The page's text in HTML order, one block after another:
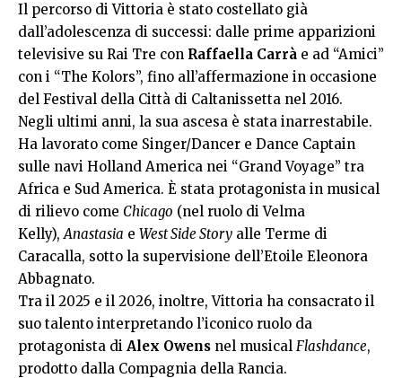
Il percorso di Vittoria è stato costellato già
dall’adolescenza di successi: dalle prime apparizioni
televisive su Rai Tre con Raffaella Carrà e ad “Amici”
con i “The Kolors”, fino all’affermazione in occasione
del Festival della Città di Caltanissetta nel 2016.
Negli ultimi anni, la sua ascesa è stata inarrestabile.
Ha lavorato come Singer/Dancer e Dance Captain
sulle navi Holland America nei “Grand Voyage” tra
Africa e Sud America. È stata protagonista in musical
di rilievo come Chicago (nel ruolo di Velma
Kelly),Anastasia e West Side Story alle Terme di
Caracalla, sotto la supervisione dell’Etoile Eleonora
Abbagnato.
Tra il 2025 e il 2026, inoltre, Vittoria ha consacrato il
suo talento interpretando l’iconico ruolo da
protagonista di Alex Owens nel musical Flashdance,
prodotto dalla Compagnia della Rancia.